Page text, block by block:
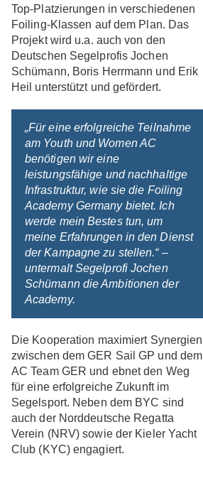
Top-Platzierungen in verschiedenen
Foiling-Klassen auf dem Plan. Das
Projekt wird u.a. auch von den
Deutschen Segelprofis Jochen
Schümann, Boris Herrmann und Erik
Heil unterstützt und gefördert.
„Für eine erfolgreiche Teilnahme
am Youth und Women AC
benötigen wir eine
leistungsfähige und nachhaltige
Infrastruktur, wie sie die Foiling
Academy Germany bietet. Ich
werde mein Bestes tun, um
meine Erfahrungen in den Dienst
der Kampagne zu stellen.“ –
untermalt Segelprofi Jochen
Schümann die Ambitionen der
Academy.
Die Kooperation maximiert Synergien
zwischen dem GER Sail GP und dem
AC Team GER und ebnet den Weg
für eine erfolgreiche Zukunft im
Segelsport. Neben dem BYC sind
auch der Norddeutsche Regatta
Verein (NRV) sowie der Kieler Yacht
Club (KYC) engagiert.